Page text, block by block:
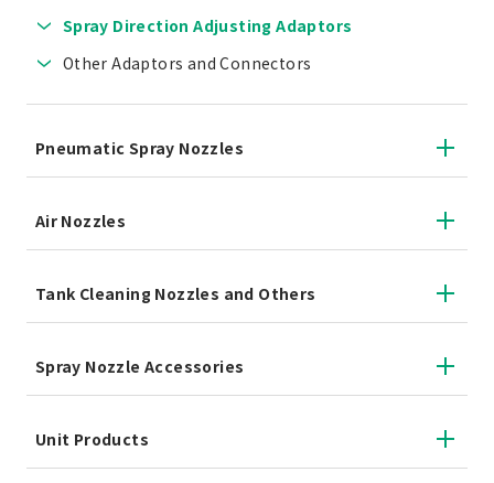
Spray Direction Adjusting Adaptors
Other Adaptors and Connectors
Pneumatic Spray Nozzles
Air Nozzles
Tank Cleaning Nozzles and Others
Spray Nozzle Accessories
Unit Products